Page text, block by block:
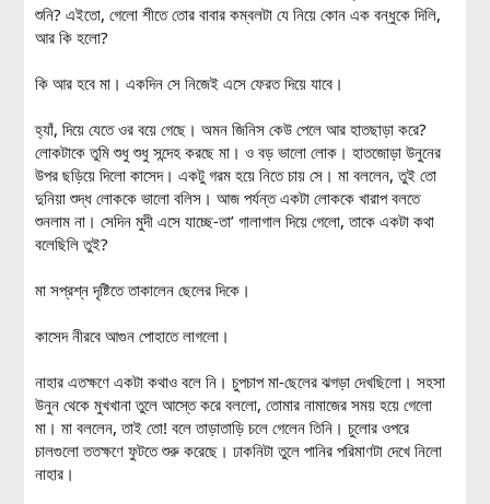
শুনি? এইতো, গেলো শীতে তোর বাবার কম্বলটা যে নিয়ে কোন এক বন্ধুকে দিলি,
আর কি হলো?
কি আর হবে মা। একদিন সে নিজেই এসে ফেরত দিয়ে যাবে।
হ্যাঁ, দিয়ে যেতে ওর বয়ে গেছে। অমন জিনিস কেউ পেলে আর হাতছাড়া করে?
লোকটাকে তুমি শুধু শুধু সন্দেহ করছে মা। ও বড় ভালো লোক। হাতজোড়া উনুনের
উপর ছড়িয়ে দিলো কাসেদ। একটু গরম হয়ে নিতে চায় সে। মা বললেন, তুই তো
দুনিয়া শুদ্ধ লোককে ভালো বলিস। আজ পর্যন্ত একটা লোককে খারাপ বলতে
শুনলাম না। সেদিন মুদী এসে যাচ্ছে-তা’ গালাগাল দিয়ে গেলো, তাকে একটা কথা
বলেছিলি তুই?
মা সপ্রশ্ন দৃষ্টিতে তাকালেন ছেলের দিকে।
কাসেদ নীরবে আগুন পোহাতে লাগলো।
নাহার এতক্ষণে একটা কথাও বলে নি। চুপচাপ মা-ছেলের ঝগড়া দেখছিলো। সহসা
উনুন থেকে মুখখানা তুলে আস্তে করে বললো, তোমার নামাজের সময় হয়ে গেলো
মা। মা বললেন, তাই তো! বলে তাড়াতাড়ি চলে গেলেন তিনি। চুলোর ওপরে
চালগুলো ততক্ষণে ফুটতে শুরু করেছে। ঢাকনিটা তুলে পানির পরিমাণটা দেখে নিলো
নাহার।